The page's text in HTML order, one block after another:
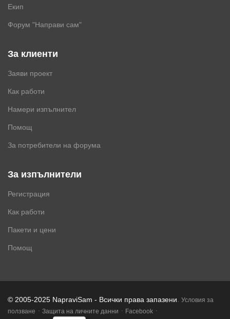
Екип
Форум "Направи сам"
За клиенти
Заяви проект
Как работи
Намери изпълнител
Помощ
За потребители на форума
За изпълнители
Регистрация
Как работи
Пакети и цени
Помощ
© 2005-2025 NapraviSam - Всички права запазени. Условия за
ползване · Защита на личните данни · Facebook ·